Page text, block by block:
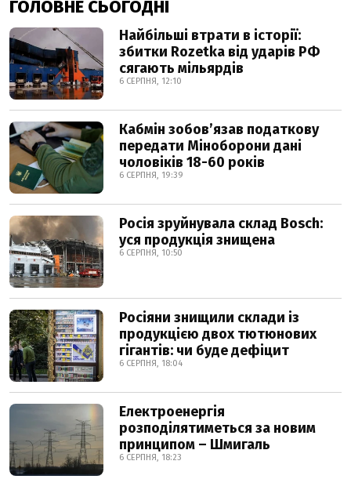
ГОЛОВНЕ СЬОГОДНІ
Найбільші втрати в історії:
збитки Rozetka від ударів РФ
сягають мільярдів
6 СЕРПНЯ, 12:10
Кабмін зобовʼязав податкову
передати Міноборони дані
чоловіків 18-60 років
6 СЕРПНЯ, 19:39
Росія зруйнувала склад Bosch:
уся продукція знищена
6 СЕРПНЯ, 10:50
Росіяни знищили склади із
продукцією двох тютюнових
гігантів: чи буде дефіцит
6 СЕРПНЯ, 18:04
Електроенергія
розподілятиметься за новим
принципом – Шмигаль
6 СЕРПНЯ, 18:23